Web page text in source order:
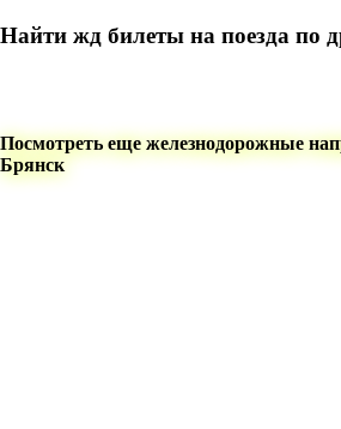
Найти жд билеты на поезда по
Посмотреть еще железнодорожные
Брянск